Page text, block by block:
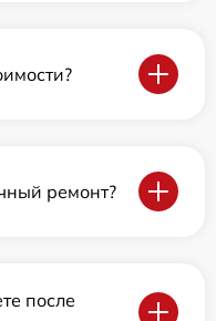
ремонт?
после